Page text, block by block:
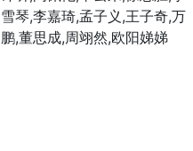
雪琴,李嘉琦,孟子义,王子奇,万
鹏,董思成,周翊然,欧阳娣娣